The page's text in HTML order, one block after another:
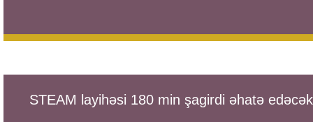
STEAM layihəsi 180 min şagirdi əhatə edəcək